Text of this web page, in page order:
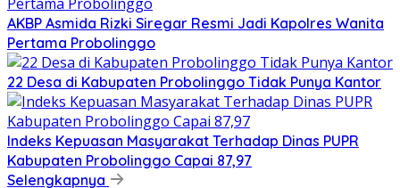
AKBP Asmida Rizki Siregar Resmi Jadi Kapolres Wanita
Pertama Probolinggo
22 Desa di Kabupaten Probolinggo Tidak Punya Kantor
Indeks Kepuasan Masyarakat Terhadap Dinas PUPR
Kabupaten Probolinggo Capai 87,97
Selengkapnya